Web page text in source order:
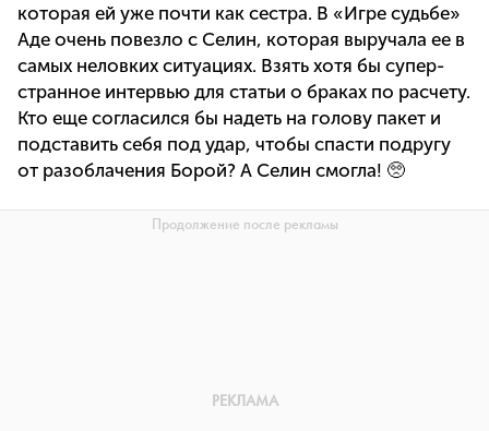
которая ей уже почти как сестра. В «Игре судьбе»
Аде очень повезло с Селин, которая выручала ее в
самых неловких ситуациях. Взять хотя бы супер-
странное интервью для статьи о браках по расчету.
Кто еще согласился бы надеть на голову пакет и
подставить себя под удар, чтобы спасти подругу
от разоблачения Борой? А Селин смогла! 🥺